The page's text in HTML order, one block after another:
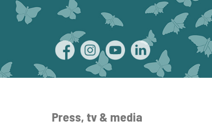
Press, tv & media